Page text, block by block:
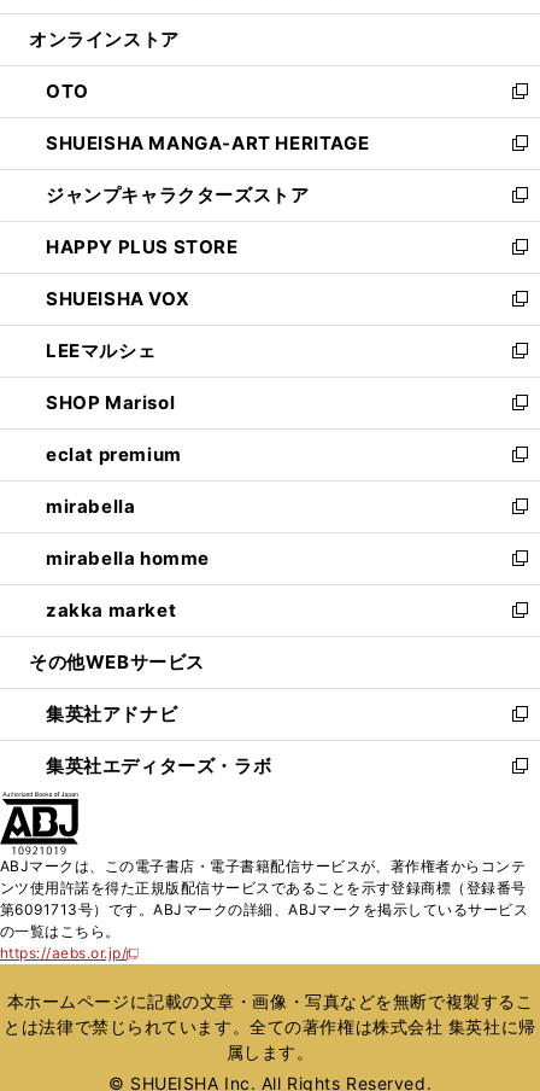
開
ン
ウ
で
開
く
ウ
ン
ド
ウ
で
開
く
オンラインストア
OTO
新
し
い
ウ
ィ
ン
ド
ウ
で
開
く
SHUEISHA MANGA-ART HERITAGE
新
し
い
ウ
ィ
ン
ド
ウ
で
開
く
ジャンプキャラクターズストア
新
し
い
ウ
ィ
ン
ド
ウ
で
開
く
HAPPY PLUS STORE
新
し
い
ウ
ィ
ン
ド
ウ
で
開
く
SHUEISHA VOX
新
し
い
ウ
ィ
ン
ド
ウ
で
開
く
LEEマルシェ
新
し
い
ウ
ィ
ン
ド
ウ
で
開
く
SHOP Marisol
新
し
い
ウ
ィ
ン
ド
ウ
で
開
eclat premium
新
し
い
ウ
ィ
ン
ド
ウ
開
く
mirabella
新
し
い
ウ
ィ
ン
ウ
で
開
く
mirabella homme
新
し
い
ウ
ン
ド
ウ
で
zakka market
新
し
ウ
ィ
ン
ド
く
その他WEBサービス
集英社アドナビ
新
し
い
ド
ウ
で
集英社エディターズ・ラボ
新
ィ
ン
ド
開
く
ABJマークは、この電子書店・電子書籍配信サービスが、著作権者からコンテ
ンツ使用許諾を得た正規版配信サービスであることを示す登録商標（登録番号
第6091713号）です。ABJマークの詳細、ABJマークを掲示しているサービス
の一覧はこちら。
https://aebs.or.jp/
新
い
ウ
ィ
本ホームページに記載の文章・画像・写真などを無断で複製するこ
とは法律で禁じられています。全ての著作権は株式会社 集英社に帰
属します。
© SHUEISHA Inc. All Rights Reserved.